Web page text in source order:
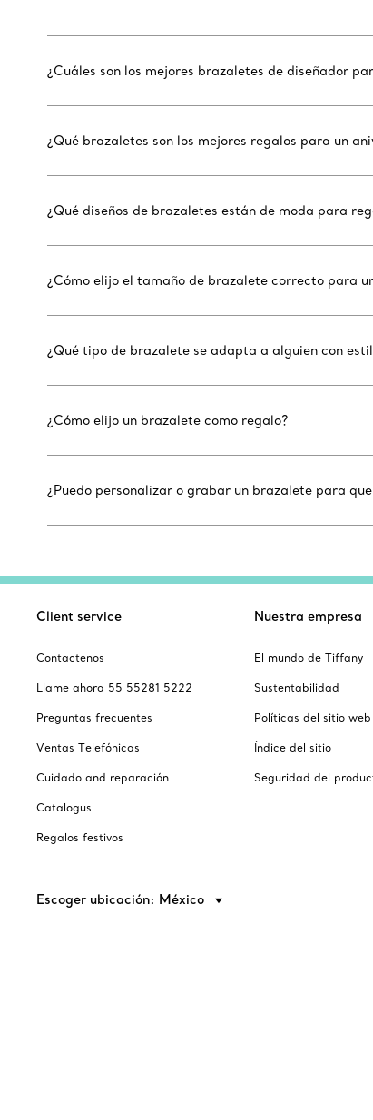
¿Cuáles son los mejores brazaletes de diseñador
¿Qué brazaletes son los mejores regalos para un
¿Qué diseños de brazaletes están de moda para
¿Cómo elijo el tamaño de brazalete correcto para
¿Qué tipo de brazalete se adapta a alguien con
¿Cómo elijo un brazalete como regalo?
¿Puedo personalizar o grabar un brazalete para
Client service
Contactenos
Llame ahora 55 55281 5222
Preguntas frecuentes
Ventas Telefónicas
Cuidado and reparación
Catalogus
Regalos festivos
Nuestra empresa
El mundo de Tiffany
Sustentabilidad
Políticas del sitio web
Índice del sitio
Seguridad del
Escoger ubicación: México